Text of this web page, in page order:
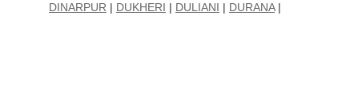
DINARPUR | DUKHERI | DULIANI | DURANA|